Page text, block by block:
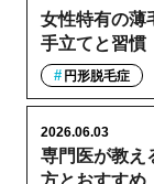
女性特有の薄
手立てと習慣
円形脱毛症
専門医が教え
方とおすすめ
2026.06.03